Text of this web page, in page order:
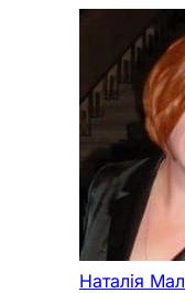
Наталія